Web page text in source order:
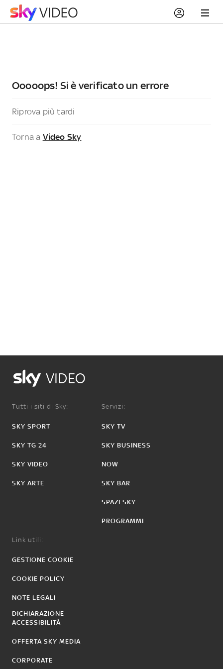
Ooooops! Si è verificato un errore
Riprova più tardi
Torna a Video Sky
VIDEO
Tutti i siti di Sky:
SKY SPORT
SKY TG 24
SKY VIDEO
SKY ARTE
Servizi:
SKY TV
SKY BUSINESS
NOW
SKY BAR
SPAZI SKY
PROGRAMMI
Link utili:
GESTIONE COOKIE
COOKIE POLICY
NOTE LEGALI
DICHIARAZIONE
ACCESSIBILITÀ
OFFERTA SKY MEDIA
CORPORATE